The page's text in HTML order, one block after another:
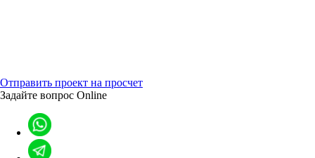
Отправить проект на просчет
Задайте вопрос Online